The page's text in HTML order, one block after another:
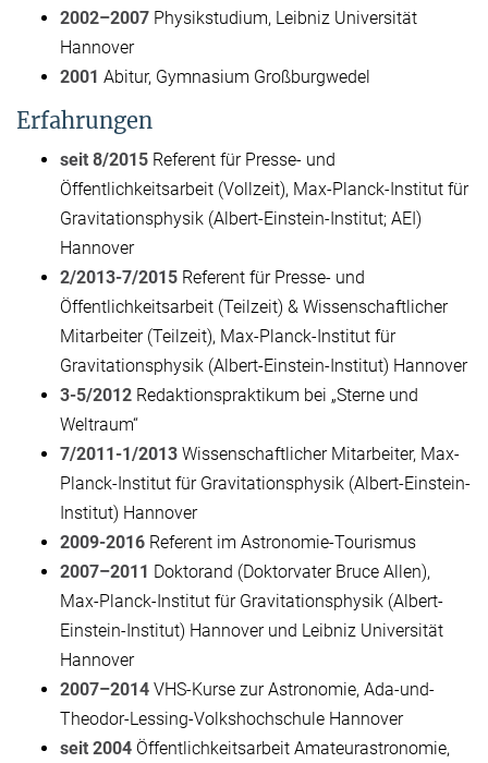
2002–2007 Physikstudium, Leibniz Universität
Hannover
2001 Abitur, Gymnasium Großburgwedel
Erfahrungen
seit 8/2015 Referent für Presse- und
Öffentlichkeitsarbeit (Vollzeit), Max-Planck-Institut für
Gravitationsphysik (Albert-Einstein-Institut; AEI)
Hannover
2/2013-7/2015 Referent für Presse- und
Öffentlichkeitsarbeit (Teilzeit) & Wissenschaftlicher
Mitarbeiter (Teilzeit), Max-Planck-Institut für
Gravitationsphysik (Albert-Einstein-Institut) Hannover
3-5/2012 Redaktionspraktikum bei „Sterne und
Weltraum“
7/2011-1/2013 Wissenschaftlicher Mitarbeiter, Max-
Planck-Institut für Gravitationsphysik (Albert-Einstein-
Institut) Hannover
2009-2016 Referent im Astronomie-Tourismus
2007–2011 Doktorand (Doktorvater Bruce Allen),
Max-Planck-Institut für Gravitationsphysik (Albert-
Einstein-Institut) Hannover und Leibniz Universität
Hannover
2007–2014 VHS-Kurse zur Astronomie, Ada-und-
Theodor-Lessing-Volkshochschule Hannover
seit 2004 Öffentlichkeitsarbeit Amateurastronomie,